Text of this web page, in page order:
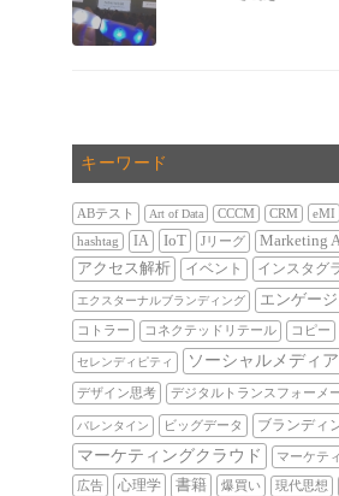
キーワード
ABテスト Art of Data CCCM CRM eMI
hashtag IA IoT Jリーグ Marketing
アクセス解析 イベント インスタグ
エクスターナルブランディング エンゲー
コトラー コネクテッドリテール コピー
セレンディピティ ソーシャルメディア
デザイン思考 デジタルトランスフォーメ
バレンタイン ビッグデータ ブランディ
マーケティングクラウド マーケテ
広告 心理学 書籍 爆買い 現代思想